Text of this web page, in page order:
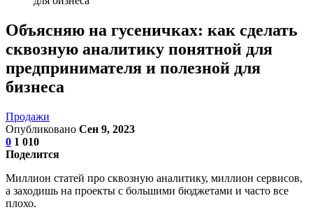
Объясняю на гусеничках: как сделать
сквозную аналитику понятной для
предпринимателя и полезной для
бизнеса
Продажи
Опубликовано Сен 9, 2023
0 1 010
Поделится
Миллион статей про сквозную аналитику, миллион сервисов,
а заходишь на проекты с большими бюджетами и часто все
плохо.